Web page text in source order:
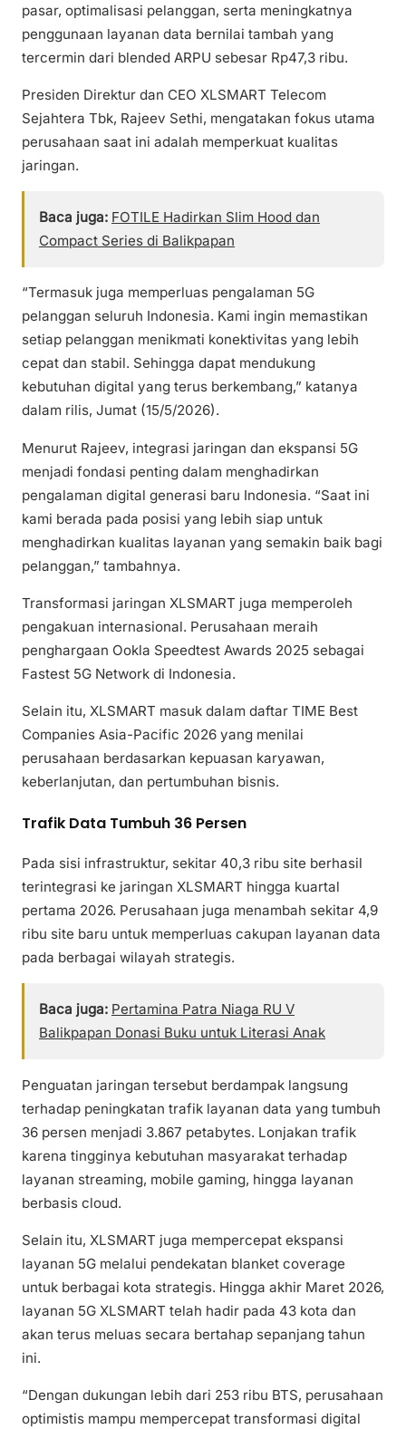
pasar, optimalisasi pelanggan, serta meningkatnya
penggunaan layanan data bernilai tambah yang
tercermin dari blended ARPU sebesar Rp47,3 ribu.
Presiden Direktur dan CEO XLSMART Telecom
Sejahtera Tbk, Rajeev Sethi, mengatakan fokus utama
perusahaan saat ini adalah memperkuat kualitas
jaringan.
Baca juga: FOTILE Hadirkan Slim Hood dan
Compact Series di Balikpapan
“Termasuk juga memperluas pengalaman 5G
pelanggan seluruh Indonesia. Kami ingin memastikan
setiap pelanggan menikmati konektivitas yang lebih
cepat dan stabil. Sehingga dapat mendukung
kebutuhan digital yang terus berkembang,” katanya
dalam rilis, Jumat (15/5/2026).
Menurut Rajeev, integrasi jaringan dan ekspansi 5G
menjadi fondasi penting dalam menghadirkan
pengalaman digital generasi baru Indonesia. “Saat ini
kami berada pada posisi yang lebih siap untuk
menghadirkan kualitas layanan yang semakin baik bagi
pelanggan,” tambahnya.
Transformasi jaringan XLSMART juga memperoleh
pengakuan internasional. Perusahaan meraih
penghargaan Ookla Speedtest Awards 2025 sebagai
Fastest 5G Network di Indonesia.
Selain itu, XLSMART masuk dalam daftar TIME Best
Companies Asia-Pacific 2026 yang menilai
perusahaan berdasarkan kepuasan karyawan,
keberlanjutan, dan pertumbuhan bisnis.
Trafik Data Tumbuh 36 Persen
Pada sisi infrastruktur, sekitar 40,3 ribu site berhasil
terintegrasi ke jaringan XLSMART hingga kuartal
pertama 2026. Perusahaan juga menambah sekitar 4,9
ribu site baru untuk memperluas cakupan layanan data
pada berbagai wilayah strategis.
Baca juga: Pertamina Patra Niaga RU V
Balikpapan Donasi Buku untuk Literasi Anak
Penguatan jaringan tersebut berdampak langsung
terhadap peningkatan trafik layanan data yang tumbuh
36 persen menjadi 3.867 petabytes. Lonjakan trafik
karena tingginya kebutuhan masyarakat terhadap
layanan streaming, mobile gaming, hingga layanan
berbasis cloud.
Selain itu, XLSMART juga mempercepat ekspansi
layanan 5G melalui pendekatan blanket coverage
untuk berbagai kota strategis. Hingga akhir Maret 2026,
layanan 5G XLSMART telah hadir pada 43 kota dan
akan terus meluas secara bertahap sepanjang tahun
ini.
“Dengan dukungan lebih dari 253 ribu BTS, perusahaan
optimistis mampu mempercepat transformasi digital